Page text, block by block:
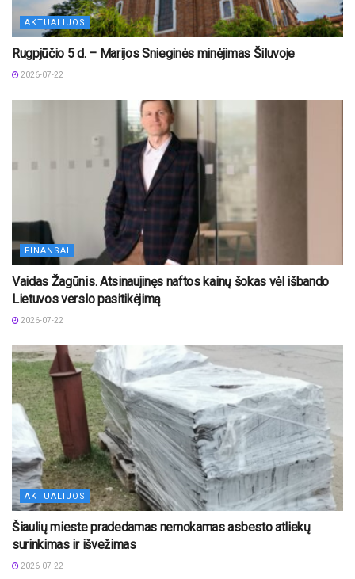
AKTUALIJOS
Rugpjūčio 5 d. – Marijos Snieginės minėjimas Šiluvoje
2026-07-22
FINANSAI
Vaidas Žagūnis. Atsinaujinęs naftos kainų šokas vėl išbando
Lietuvos verslo pasitikėjimą
2026-07-22
AKTUALIJOS
Šiaulių mieste pradedamas nemokamas asbesto atliekų
surinkimas ir išvežimas
2026-07-22